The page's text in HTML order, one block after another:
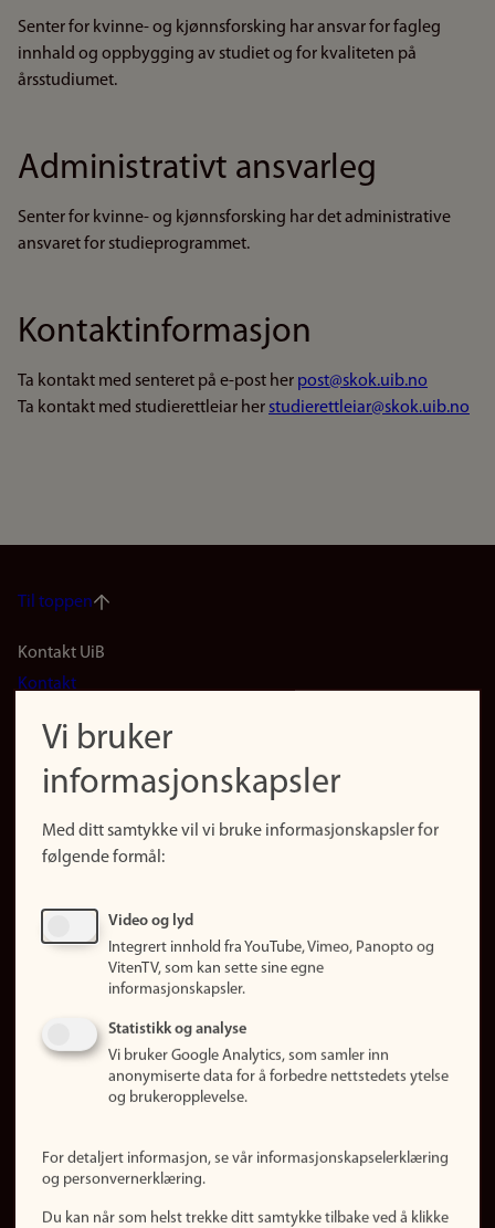
Senter for kvinne- og kjønnsforsking har ansvar for fagleg
innhald og oppbygging av studiet og for kvaliteten på
årsstudiumet.
Administrativt ansvarleg
Senter for kvinne- og kjønnsforsking har det administrative
ansvaret for studieprogrammet.
Kontaktinformasjon
Ta kontakt med senteret på e-post her post@skok.uib.no
Ta kontakt med studierettleiar her studierettleiar@skok.uib.no
Til toppen
Footer
(no)
Kontakt UiB
Kontakt
Finn forsker
Presse
Finn studier
Ledige stillinger
Om nettstedet
Informasjonskapsler
Personvern
Vi bruker
informasjonskapsler
Med ditt samtykke vil vi bruke informasjonskapsler for
følgende formål:
Video og lyd
Integrert innhold fra YouTube, Vimeo, Panopto og
VitenTV, som kan sette sine egne
informasjonskapsler.
Statistikk og analyse
Vi bruker Google Analytics, som samler inn
anonymiserte data for å forbedre nettstedets ytelse
og brukeropplevelse.
For detaljert informasjon, se vår informasjonskapselerklæring
og personvernerklæring.
Du kan når som helst trekke ditt samtykke tilbake ved å klikke